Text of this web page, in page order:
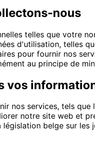
nous
telles que votre
d'utilisation, telles
pour fournir nos
au principe de
vos
nos services, tels
notre site web et
belge sur